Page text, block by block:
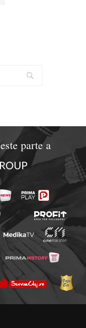
este parte a